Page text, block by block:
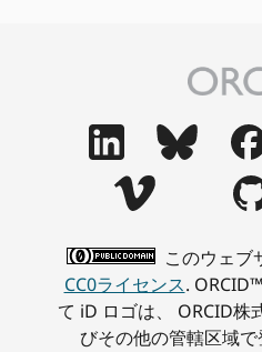
このウェブ
CC0ライセンス.
て iD ロゴは、 ORCID株
びその他の管轄区域で